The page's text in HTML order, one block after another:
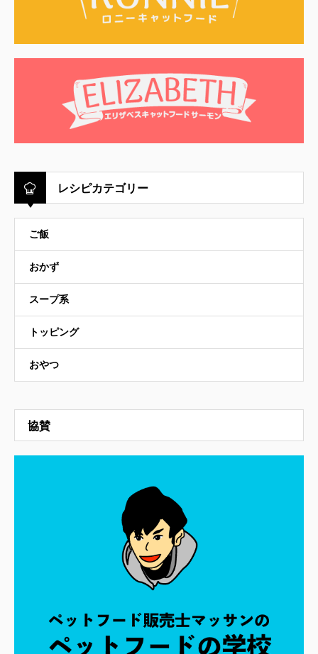
レシピカテゴリー
ご飯
おかず
スープ系
トッピング
おやつ
協賛